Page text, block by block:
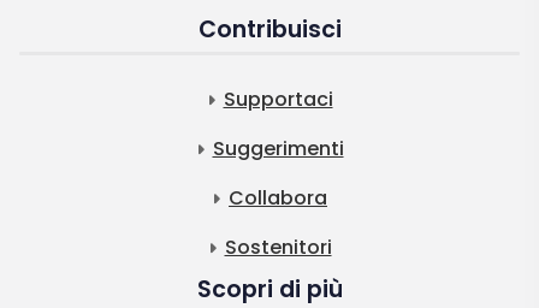
Contribuisci
Supportaci
Suggerimenti
Collabora
Sostenitori
Scopri di più